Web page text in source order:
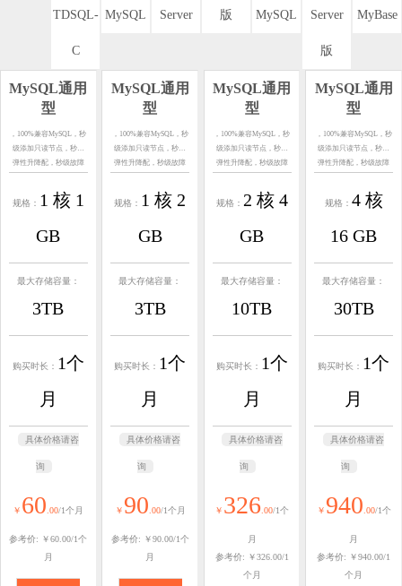
TDSQL-
C
MySQL Server 版 MySQL Server
版
MyBase
MySQL通用
型
，100%兼容MySQL，秒
级添加只读节点，秒级
弹性升降配，秒级故障
档，海量智能存储，自
动扩容，按使用量计
规格： 1 核 1
GB
最大存储容量：
3TB
购买时长： 1个
月
具体价格请咨
询
￥ 60 .00/1个月
参考价: ￥60.00/1个
月
MySQL通用
型
，100%兼容MySQL，秒
级添加只读节点，秒级
弹性升降配，秒级故障
档，海量智能存储，自
动扩容，按使用量计
规格： 1 核 2
GB
最大存储容量：
3TB
购买时长： 1个
月
具体价格请咨
询
￥ 90 .00/1个月
参考价: ￥90.00/1个
月
MySQL通用
型
，100%兼容MySQL，秒
级添加只读节点，秒级
弹性升降配，秒级故障
档，海量智能存储，自
动扩容，按使用量计
规格： 2 核 4
GB
最大存储容量：
10TB
购买时长： 1个
月
具体价格请咨
询
￥ 326 .00/1个
月
参考价: ￥326.00/1
个月
MySQL通用
型
，100%兼容MySQL，秒
级添加只读节点，秒级
弹性升降配，秒级故障
档，海量智能存储，自
动扩容，按使用量计
规格： 4 核
16 GB
最大存储容量：
30TB
购买时长： 1个
月
具体价格请咨
询
￥ 940 .00/1个
月
参考价: ￥940.00/1
个月